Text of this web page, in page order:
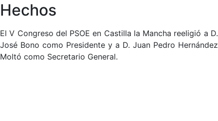
Hechos
El V Congreso del PSOE en Castilla la Mancha reeligió a D.
José Bono como Presidente y a D. Juan Pedro Hernández
Moltó como Secretario General.